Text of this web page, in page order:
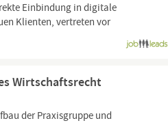
Einbindung in digitale
Klienten, vertreten vor
Wirtschaftsrecht
der Praxisgruppe und